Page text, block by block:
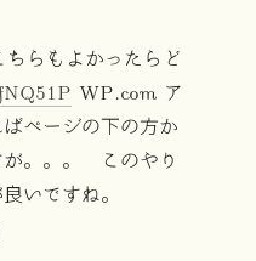
らもよかったらど
WP.com ア
ページの下の方か
が。。。 このやり
いですね。